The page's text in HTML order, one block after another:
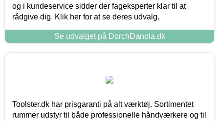
og i kundeservice sidder der fageksperter klar til at
rådgive dig. Klik her for at se deres udvalg.
Se udvalget på DorchDanola.dk
Toolster.dk har prisgaranti på alt værktøj. Sortimentet
rummer udstyr til både professionelle håndværkere og til